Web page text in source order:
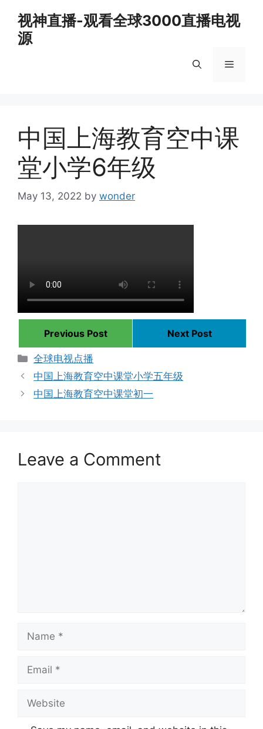
content
视神直播-观看全球3000直播电视
源
Menu
中国上海教育空中课
堂小学6年级
May 13, 2022 by wonder
Previous Post
Next Post
Categories
全球电视点播
中国上海教育空中课堂小学五年级
中国上海教育空中课堂初一
Leave a Comment